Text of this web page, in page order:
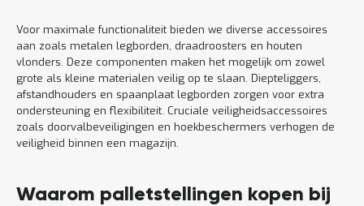
Voor maximale functionaliteit bieden we diverse accessoires
aan zoals metalen legborden, draadroosters en houten
vlonders. Deze componenten maken het mogelijk om zowel
grote als kleine materialen veilig op te slaan. Diepteliggers,
afstandhouders en spaanplaat legborden zorgen voor extra
ondersteuning en flexibiliteit. Cruciale veiligheidsaccessoires
zoals doorvalbeveiligingen en hoekbeschermers verhogen de
veiligheid binnen een magazijn.
Waarom palletstellingen kopen bij